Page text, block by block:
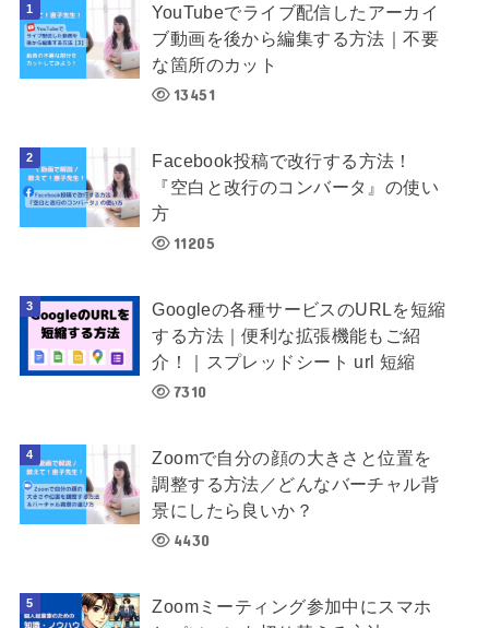
YouTubeでライブ配信したアーカイ
ブ動画を後から編集する方法｜不要
な箇所のカット
13451
Facebook投稿で改行する方法！
『空白と改行のコンバータ』の使い
方
11205
Googleの各種サービスのURLを短縮
する方法｜便利な拡張機能もご紹
介！｜スプレッドシート url 短縮
7310
Zoomで自分の顔の大きさと位置を
調整する方法／どんなバーチャル背
景にしたら良いか？
4430
Zoomミーティング参加中にスマホ